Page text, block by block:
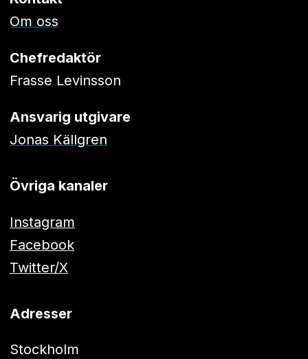
Om oss
Chefredaktör
Frasse Levinsson
Ansvarig utgivare
Jonas Källgren
Övriga kanaler
Instagram
Facebook
Twitter/X
Adresser
Stockholm